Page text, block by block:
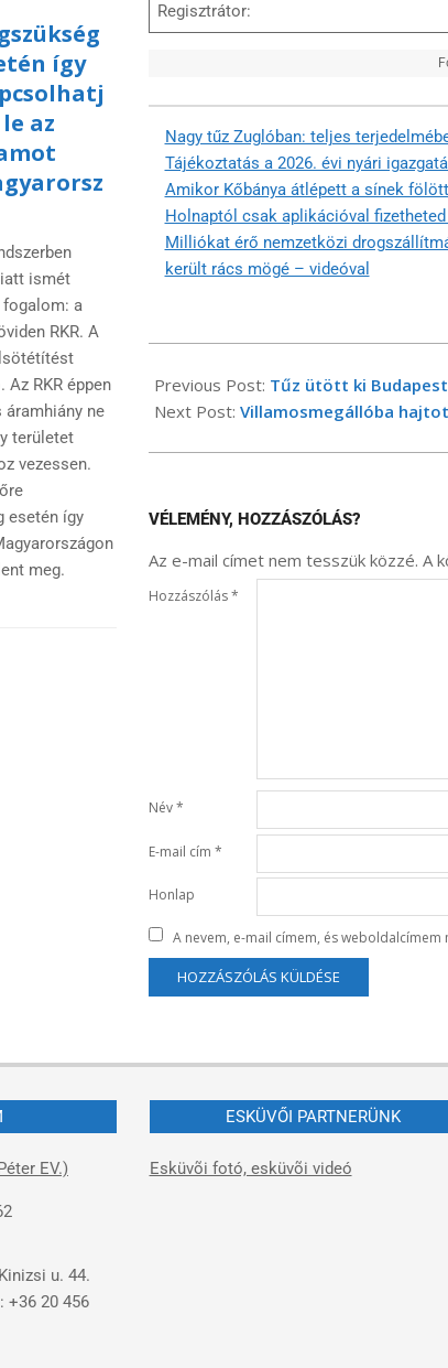
Regisztrátor:
Nagy tűz Zuglóban: teljes
Tájékoztatás a 2026. évi nyári
Amikor Kőbánya átlépett a sínek
Holnaptól csak aplikációval
Milliókat érő nemzetközi
került rács mögé – videóval
11-
12
Previous Post: Tűz ütött ki
Next Post: Villamosmegállóba
VÉLEMÉNY, HOZZÁSZÓLÁS?
Az e-mail címet nem tesszük közzé. A
Hozzászólás*
Név*
E-mail cím *
Honlap
A nevem, e-mail címem, és
így
az
ismét
a
RKR. A
Az RKR éppen
áramhiány ne
területet
vezessen.
esetén így
meg.
EV.)
u. 44.
+36 20 456
ESKÜVŐI PARTNERÜNK
Esküvõi fotó, esküvõi videó